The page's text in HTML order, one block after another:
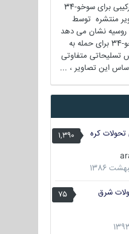
بسم ا... مهمات ترکیبی برای سوخو-34
منتشره توسط
روسیه نشان می دهد
جتهای ضربتی سوخو-34 برای حمله به
تسلیحاتی متفاوتی
این تصاویر ، ...
1,390
کره
75
شرق